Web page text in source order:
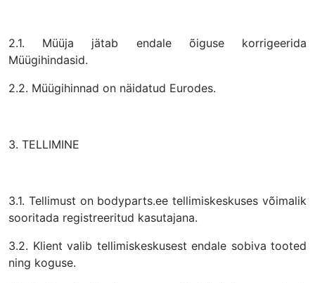
2.1. Müüja jätab endale õiguse korrigeerida
Müügihindasid.
2.2. Müügihinnad on näidatud Eurodes.
3. TELLIMINE
3.1. Tellimust on bodyparts.ee tellimiskeskuses võimalik
sooritada registreeritud kasutajana.
3.2. Klient valib tellimiskeskusest endale sobiva tooted
ning koguse.